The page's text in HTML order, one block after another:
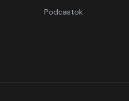
Podcastok